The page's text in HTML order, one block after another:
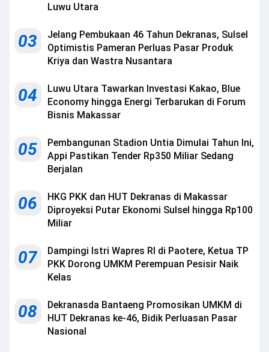
Luwu Utara
03
Jelang Pembukaan 46 Tahun Dekranas, Sulsel
Optimistis Pameran Perluas Pasar Produk
Kriya dan Wastra Nusantara
04
Luwu Utara Tawarkan Investasi Kakao, Blue
Economy hingga Energi Terbarukan di Forum
Bisnis Makassar
05
Pembangunan Stadion Untia Dimulai Tahun Ini,
Appi Pastikan Tender Rp350 Miliar Sedang
Berjalan
06
HKG PKK dan HUT Dekranas di Makassar
Diproyeksi Putar Ekonomi Sulsel hingga Rp100
Miliar
07
Dampingi Istri Wapres RI di Paotere, Ketua TP
PKK Dorong UMKM Perempuan Pesisir Naik
Kelas
08
Dekranasda Bantaeng Promosikan UMKM di
HUT Dekranas ke-46, Bidik Perluasan Pasar
Nasional